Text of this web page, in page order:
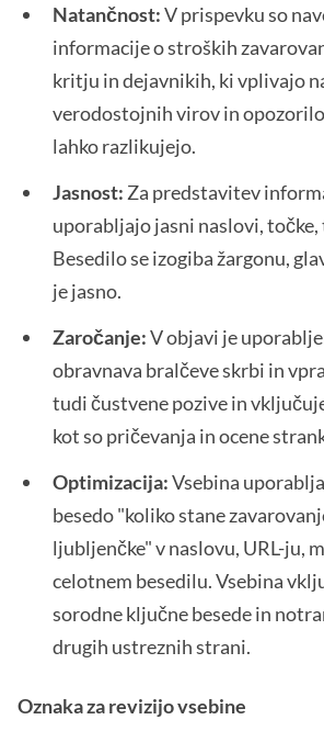
Natančnost:V prispevku so
informacije o stroških
kritju in dejavnikih, ki vplivajo
verodostojnih virov in
lahko razlikujejo.
Jasnost: Za predstavitev
uporabljajo jasni naslovi, točke,
Besedilo se izogiba žargonu,
je jasno.
Zaročanje:V objavi je
obravnava bralčeve skrbi in
tudi čustvene pozive in
kot so pričevanja in ocene
Optimizacija:Vsebina
besedo "koliko stane
ljubljenčke" v naslovu, URL-ju,
celotnem besedilu. Vsebina
sorodne ključne besede in
drugih ustreznih strani.
Oznaka za revizijo vsebine